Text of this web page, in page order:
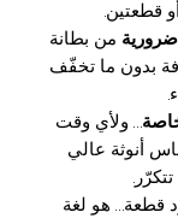
قطعتين.
من بطانة
بدون ما تخفّف
… ولأي وقت
أنوثة عالي
قطعة… هو لغة